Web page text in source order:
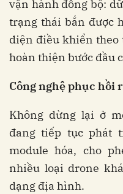
vận hành đồng bộ:
trạng thái bắn được
diện điều khiển theo
hoàn thiện bước đầu
Công nghệ phục hồi
Không dừng lại ở
đang tiếp tục phát
module hóa, cho
nhiều loại drone
dạng địa hình.